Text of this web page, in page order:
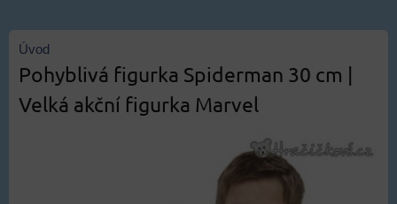
Úvod
Pohyblivá figurka Spiderman 30 cm |
Velká akční figurka Marvel